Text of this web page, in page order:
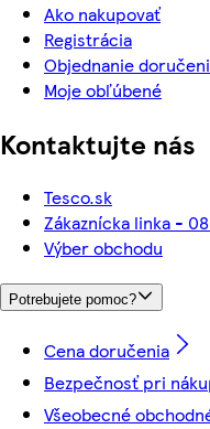
Ako nakupovať
Registrácia
Objednanie
Moje obľúbené
Kontaktujte nás
Tesco.sk
Zákaznícka linka -
Výber obchodu
Potrebujete pomoc?
Cena doručenia
Bezpečnosť pri
Všeobecné